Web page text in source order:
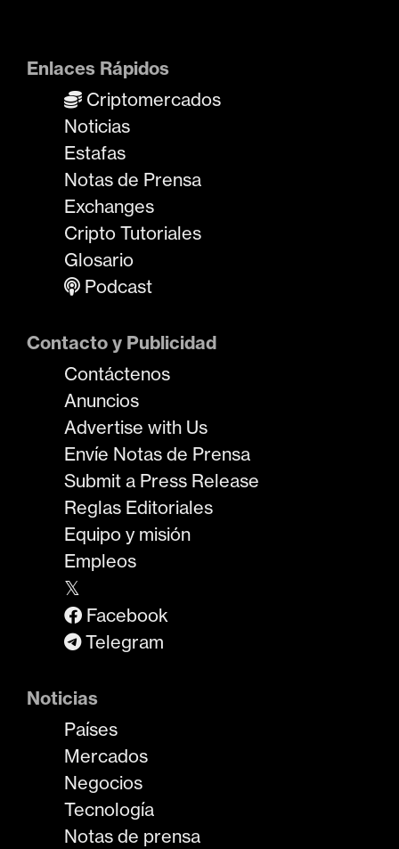
Enlaces Rápidos
Criptomercados
Noticias
Estafas
Notas de Prensa
Exchanges
Cripto Tutoriales
Glosario
Podcast
Contacto y Publicidad
Contáctenos
Anuncios
Advertise with Us
Envíe Notas de Prensa
Submit a Press Release
Reglas Editoriales
Equipo y misión
Empleos
𝕏
Facebook
Telegram
Noticias
Países
Mercados
Negocios
Tecnología
Notas de prensa